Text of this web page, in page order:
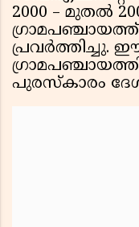
2000 – മുതൽ
പ്രവർത്തിച്ചു.
പുരസ്കാരം